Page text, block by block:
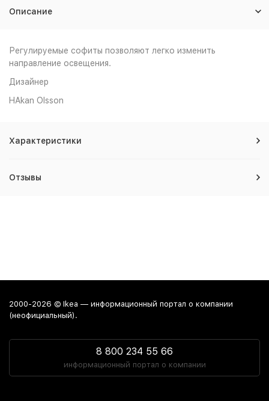
Описание
Регулируемые софиты позволяют легко изменить
направление освещения.
Дизайнер
HAkan Olsson
Характеристики
Отзывы
2000-2026 © Ikea — информационный портал о компании
(неофициальный).
8 800 234 55 66
информационный портал о компании